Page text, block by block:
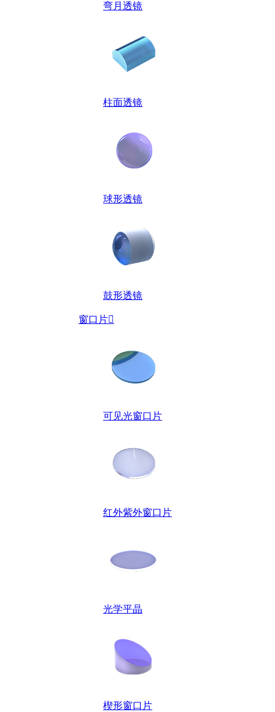
弯月透镜
柱面透镜
球形透镜
鼓形透镜
窗口片
可见光窗口片
红外紫外窗口片
光学平晶
楔形窗口片